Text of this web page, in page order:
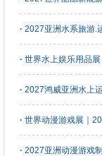
· 2027亚洲水系旅游.
· 世界水上娱乐用品
· 2027鸿威亚洲水上
· 世界动漫游戏展｜
· 2027亚洲动漫游戏